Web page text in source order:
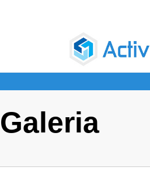
Galeria